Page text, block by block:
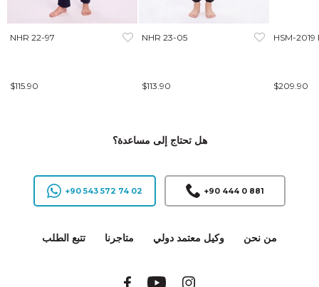
NHR 22-97
$115.90
NHR 23-05
$113.90
HSM-2019
$209.90
هل تحتاج إلى مساعدة؟
+90 543 572 74 02 +90 444 0 881
تتبع الطلب متاجرنا وكيل معتمد دولي من نحن